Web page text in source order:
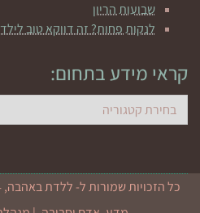
שבועות הריון
לנקות פחות? זה דווקא טוב
קראי מידע בתחום:
קראי
מידע
כל הזכויות שמורות ל- ללדת באהבה, 2024: